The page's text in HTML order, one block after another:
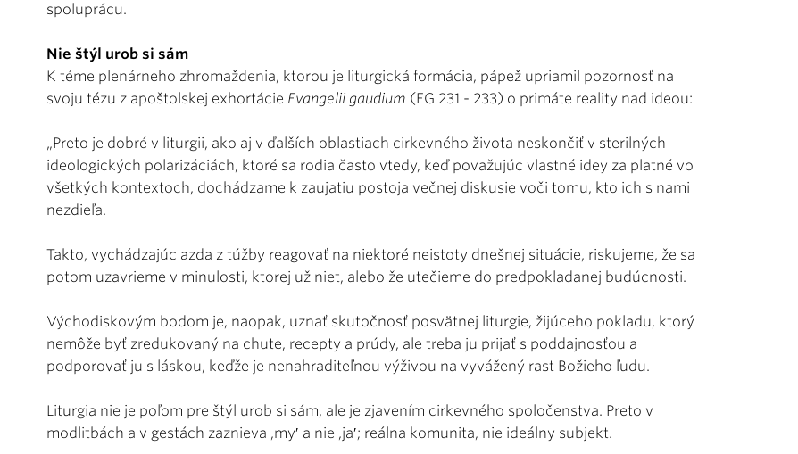
spoluprácu.
Nie štýl urob si sám
K téme plenárneho zhromaždenia, ktorou je liturgická formácia, pápež upriamil pozornosť na
svoju tézu z apoštolskej exhortácie Evangelii gaudium (EG 231 - 233) o primáte reality nad ideou:
„Preto je dobré v liturgii, ako aj v ďalších oblastiach cirkevného života neskončiť v sterilných
ideologických polarizáciách, ktoré sa rodia často vtedy, keď považujúc vlastné idey za platné vo
všetkých kontextoch, dochádzame k zaujatiu postoja večnej diskusie voči tomu, kto ich s nami
nezdieľa.
Takto, vychádzajúc azda z túžby reagovať na niektoré neistoty dnešnej situácie, riskujeme, že sa
potom uzavrieme v minulosti, ktorej už niet, alebo že utečieme do predpokladanej budúcnosti.
Východiskovým bodom je, naopak, uznať skutočnosť posvätnej liturgie, žijúceho pokladu, ktorý
nemôže byť zredukovaný na chute, recepty a prúdy, ale treba ju prijať s poddajnosťou a
podporovať ju s láskou, keďže je nenahraditeľnou výživou na vyvážený rast Božieho ľudu.
Liturgia nie je poľom pre štýl urob si sám, ale je zjavením cirkevného spoločenstva. Preto v
modlitbách a v gestách zaznieva ,my′ a nie ,ja′; reálna komunita, nie ideálny subjekt.